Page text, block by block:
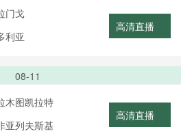
门戈
利亚
高清直播
08-11
木图凯拉特
亚列夫斯基
高清直播